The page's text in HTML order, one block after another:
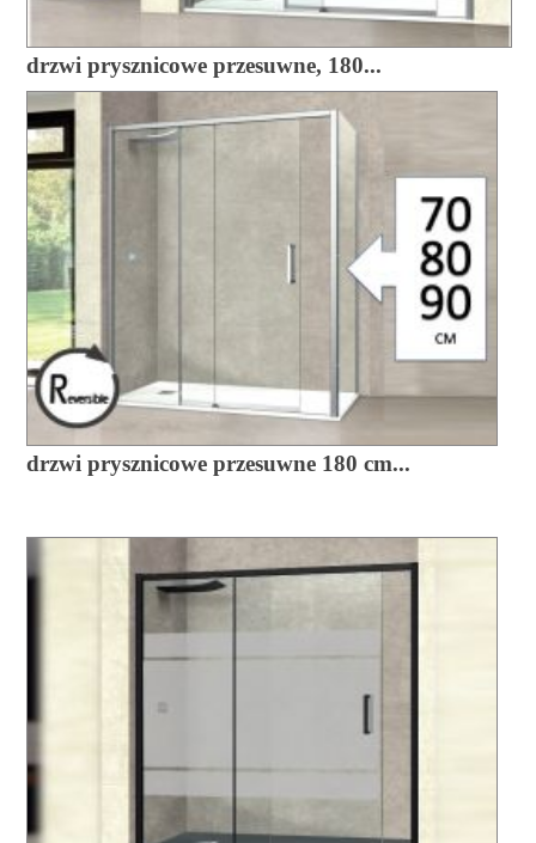
drzwi prysznicowe przesuwne, 180...
drzwi prysznicowe przesuwne 180 cm...